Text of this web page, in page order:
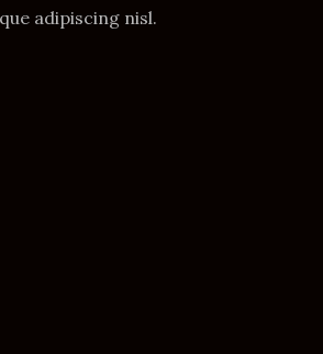
adipiscing nisl.